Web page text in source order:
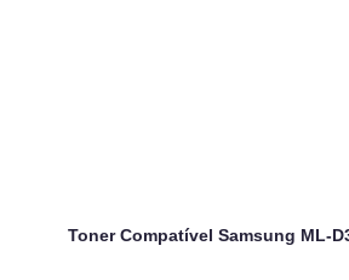
Toner Compatível Samsung ML-